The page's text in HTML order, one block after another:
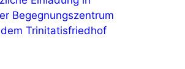
Begegnungszentrum
Trinitatisfriedhof